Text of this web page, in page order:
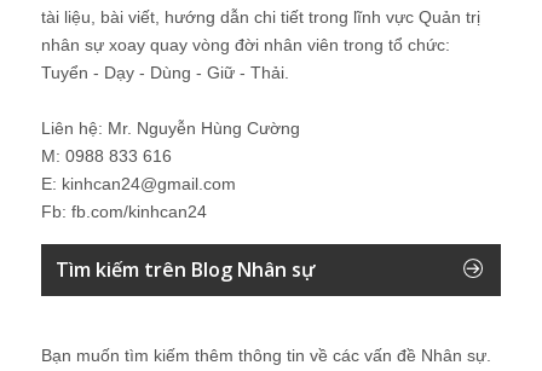
tài liệu, bài viết, hướng dẫn chi tiết trong lĩnh vực Quản trị
nhân sự xoay quay vòng đời nhân viên trong tổ chức:
Tuyển - Dạy - Dùng - Giữ - Thải.
Liên hệ: Mr. Nguyễn Hùng Cường
M: 0988 833 616
E: kinhcan24@gmail.com
Fb: fb.com/kinhcan24
Tìm kiếm trên Blog Nhân sự
Bạn muốn tìm kiếm thêm thông tin về các vấn đề Nhân sự